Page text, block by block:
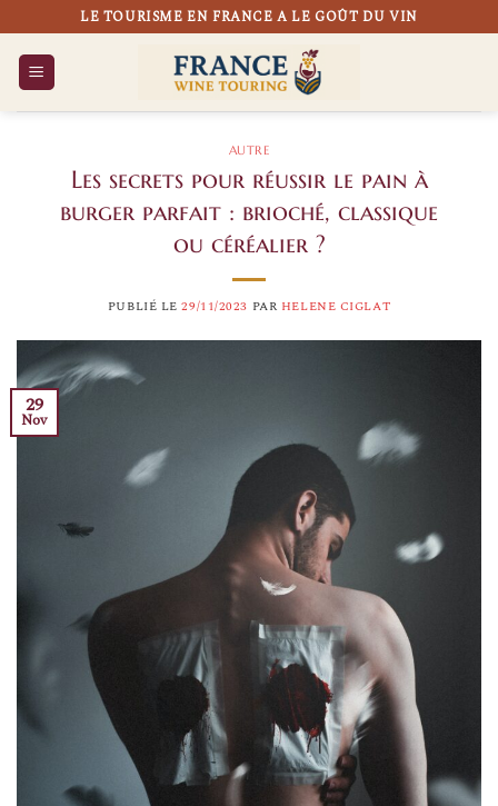
au
contenu
LE TOURISME EN FRANCE A LE GOÛT DU VIN
AUTRE
Les secrets pour réussir le pain à
burger parfait : brioché, classique
ou céréalier ?
PUBLIÉ LE29/11/2023 PAR HELENE CIGLAT
29
Nov